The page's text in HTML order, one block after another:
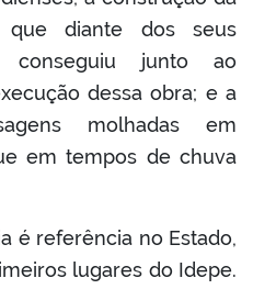
que diante dos seus
conseguiu junto ao
dessa obra; e a
molhadas em
em tempos de chuva
é referência no Estado,
lugares do Idepe.